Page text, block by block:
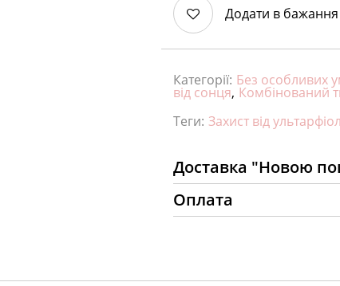
Додати в бажання
Категорії: Без особливих
від сонця, Комбінований
Теги: Захист від
Доставка "Новою
Оплата